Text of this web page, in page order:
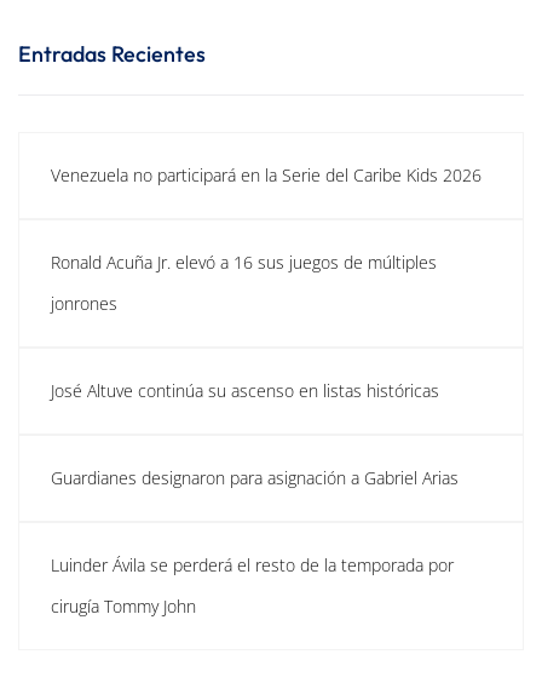
Entradas Recientes
Venezuela no participará en la Serie del Caribe Kids 2026
Ronald Acuña Jr. elevó a 16 sus juegos de múltiples
jonrones
José Altuve continúa su ascenso en listas históricas
Guardianes designaron para asignación a Gabriel Arias
Luinder Ávila se perderá el resto de la temporada por
cirugía Tommy John